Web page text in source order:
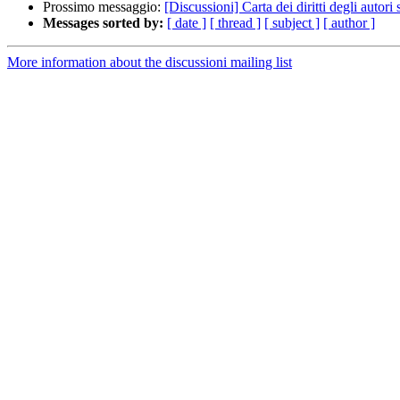
Prossimo messaggio: [Discussioni] Carta dei diritti degli autori
Messages sorted by: [ date ] [ thread ] [ subject ] [ author ]
More information about the discussioni mailing list